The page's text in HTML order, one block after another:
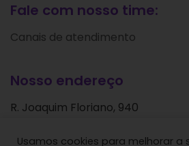
Fale com nosso time:
Canais de atendimento
Nosso endereço
R. Joaquim Floriano, 940
Usamos cookies para melhorar a